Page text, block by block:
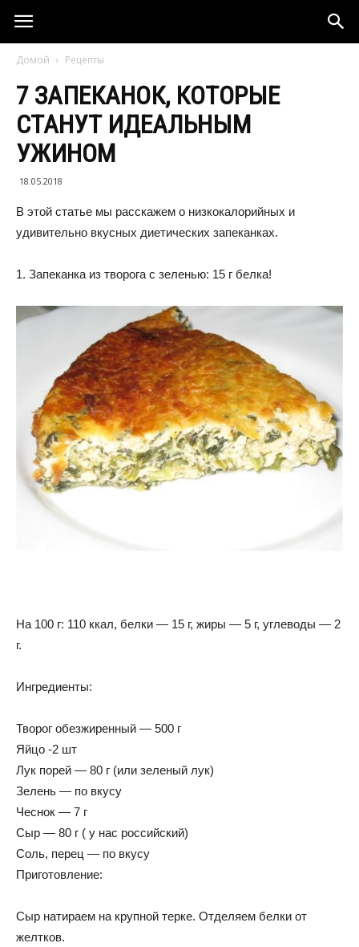
Домой Рецепты
7 ЗАПЕКАНОК, КОТОРЫЕ
СТАНУТ ИДЕАЛЬНЫМ
УЖИНОМ
18.05.2018
В этой статье мы расскажем о низкокалорийных и
удивительно вкусных диетических запеканках.
1. Запеканка из творога с зеленью: 15 г белка!
На 100 г: 110 ккал, белки — 15 г, жиры — 5 г, углеводы — 2
г.
Ингредиенты:
Творог обезжиренный — 500 г
Яйцо -2 шт
Лук порей — 80 г (или зеленый лук)
Зелень — по вкусу
Чеснок — 7 г
Сыр — 80 г ( у нас российский)
Соль, перец — по вкусу
Приготовление:
Сыр натираем на крупной терке. Отделяем белки от
желтков.